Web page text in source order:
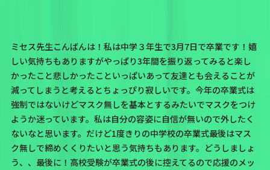
ミセス先生こんばんは！私は中学３年生で3月7日で卒業です！嬉
しい気持ちもありますがやっぱり3年間を振り返ってみると楽し
かったこと悲しかったこといっぱいあって友達とも会えることが
減ってしまうと考えるとちょっぴり寂しいです。今年の卒業式は
強制ではないけどマスク無しを基本とするみたいでマスクをつけ
ようか迷っています。私は自分の容姿に自信が無いので外したく
ないなと思います。だけど1度きりの中学校の卒業式最後はマス
ク無しで締めくくりたいと思う気持ちもあります。どうしましょ
う、、最後に！高校受験が卒業式の後に控えてるので応援のメッ